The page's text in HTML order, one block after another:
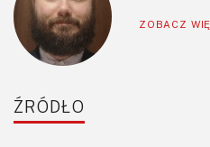
ZOBACZ
ŹRÓDŁO